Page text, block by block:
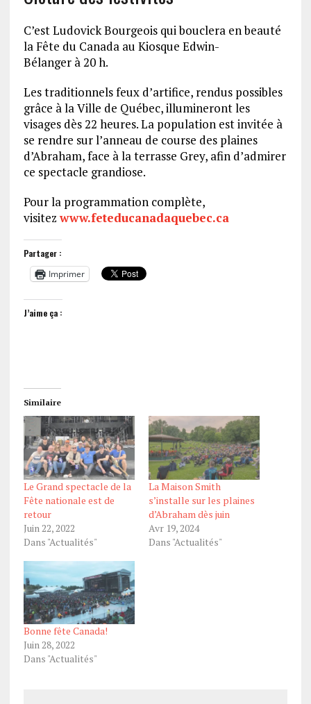
C’est Ludovick Bourgeois qui bouclera en beauté
la Fête du Canada au Kiosque Edwin-
Bélanger à 20 h.
Les traditionnels feux d’artifice, rendus possibles
grâce à la Ville de Québec, illumineront les
visages dès 22 heures. La population est invitée à
se rendre sur l’anneau de course des plaines
d’Abraham, face à la terrasse Grey, afin d’admirer
ce spectacle grandiose.
Pour la programmation complète,
visitezwww.feteducanadaquebec.ca
Partager :
Imprimer
J’aime ça :
Similaire
Le Grand spectacle de la
Fête nationale est de
retour
Juin 22, 2022
Dans "Actualités"
La Maison Smith
s’installe sur les plaines
d’Abraham dès juin
Avr 19, 2024
Dans "Actualités"
Bonne fête Canada!
Juin 28, 2022
Dans "Actualités"